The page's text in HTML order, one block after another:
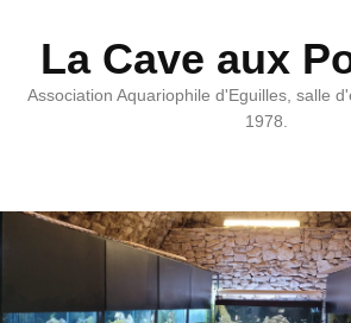
La Cave aux
Association Aquariophile d'Eguilles, salle
1978.